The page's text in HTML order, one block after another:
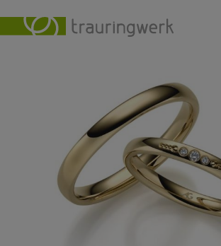
Individuelle Schmuckstücke
Kundenmeinungen